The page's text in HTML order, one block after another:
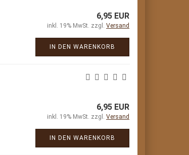
6,95 EUR
inkl. 19% MwSt. zzgl. Versand
IN DEN WARENKORB
6,95 EUR
inkl. 19% MwSt. zzgl. Versand
IN DEN WARENKORB